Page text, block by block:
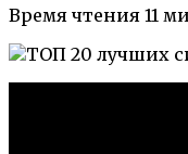
Время чтения 11